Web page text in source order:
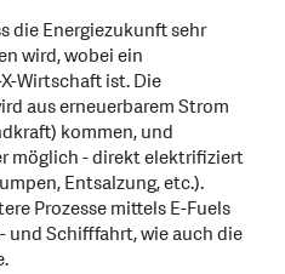
die Energiezukunft sehr
wird, wobei ein
Wirtschaft ist. Die
aus erneuerbarem Strom
kommen, und
möglich - direkt elektrifiziert
Entsalzung, etc.).
Prozesse mittels E-Fuels
und Schifffahrt, wie auch die